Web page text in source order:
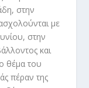
στην
με
στην
και
θέμα του
πέραν της